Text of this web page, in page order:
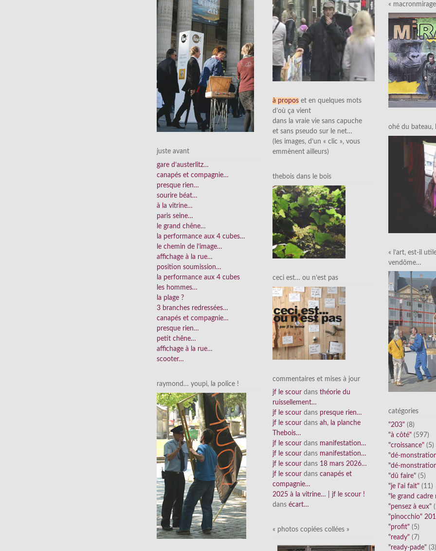
juste avant
gare d’austerlitz…
canapés et compagnie…
presque rien…
sourire béat…
à la vitrine…
paris seine…
le grand chêne…
la performance aux 4 cubes…
le chemin de l’image…
affichage à la rue…
position soumission…
la performance aux 4 cubes
les hommes…
la plage ?
3 branches redressées…
canapés et compagnie…
presque rien…
petit chêne…
affichage à la rue…
scooter…
raymond… youpi, la police !
à propos et en quelques mots
d’où ça vient
dans la vraie vie sans capuche
et sans pseudo sur le net…
(les images, d’un « clic », vous
emmènent ailleurs)
thebois dans le bois
ceci est… ou n’est pas
commentaires et mises à jour
jf le scour dans théorie du
ruissellement…
jf le scour dans presque rien…
jf le scour dans ah, la planche
Thebois…
jf le scour dans manifestation…
jf le scour dans manifestation…
jf le scour dans 18 mars 2026…
jf le scour dans canapés et
compagnie…
2025 à la vitrine… | jf le scour !
dans écart…
« photos copiées collées »
«
ohé du bateau,
« l’art, est-il
vendôme…
catégories
"203" (8)
"à côté" (597)
"croissance" (5)
"dé-
"dé-
"dû faire" (5)
"je l'ai fait" (11)
"le grand cadre
"pensez à eux"
"pinocchio"
"profit" (5)
"ready" (7)
"ready-pade" (3)